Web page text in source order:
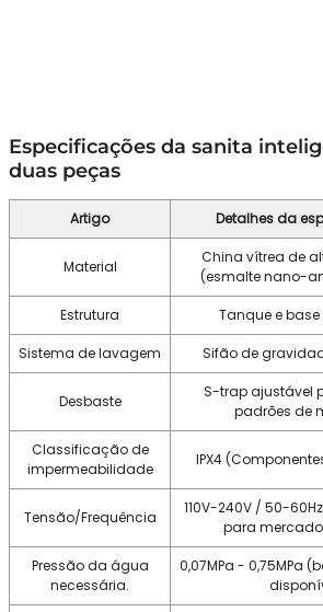
Especificações da sanita
duas peças
Artigo Detalhes da
Material
China vítrea de
(esmalte nano-
Estrutura Tanque e
Sistema de lavagem Sifão de
Desbaste
S-trap ajustável
padrões de
Classificação de
impermeabilidade
IPX4
Tensão/Frequência
110V-240V / 50-
para
Pressão da água
necessária.
0,07MPa - 0,75MPa